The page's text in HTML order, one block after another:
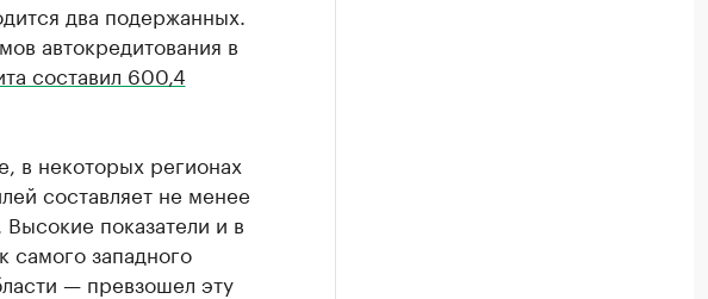
два подержанных.
автокредитования в
составил 600,4
в некоторых регионах
составляет не менее
показатели и в
самого западного
— превзошел эту